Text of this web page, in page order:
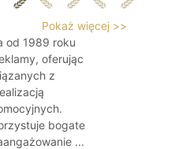
Pokaż więcej >>
od 1989 roku
oferując
z
bogate
...